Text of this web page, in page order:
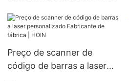
automático, USB LAN
serial, Wi-Fi BT com
gaveta de dinheiro,
impressora térmica de
Preço de scanner de
código de barras a laser